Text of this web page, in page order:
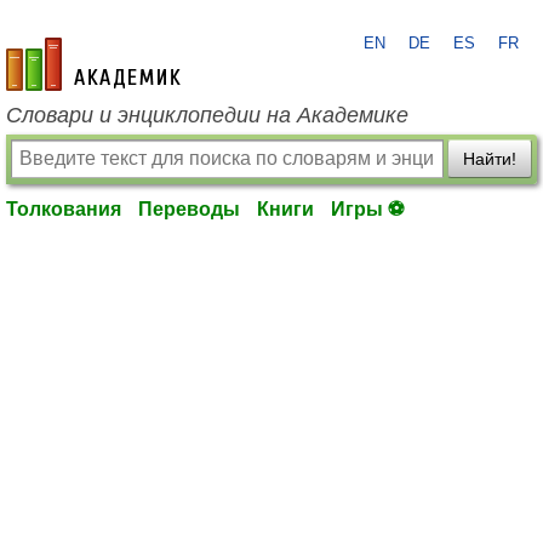
academic.ru
EN DE ES FR
Словари и энциклопедии на Академике
Найти!
Толкования Переводы Книги Игры ⚽